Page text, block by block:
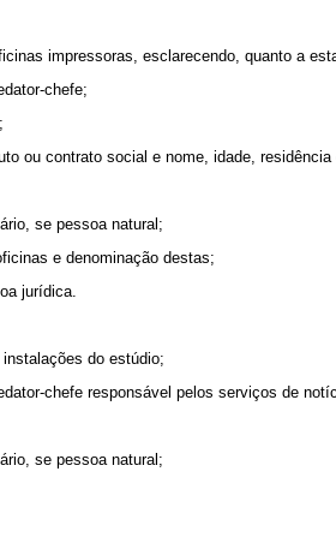
impressoras, esclarecendo, quanto a
chefe;
contrato social e nome, idade, residência
se pessoa natural;
e denominação destas;
jurídica.
do estúdio;
chefe responsável pelos serviços de
se pessoa natural;